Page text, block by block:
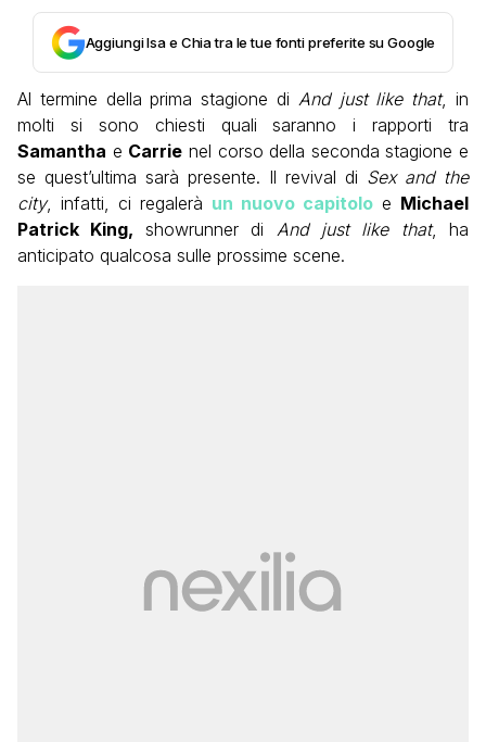
Aggiungi Isa e Chia tra le tue fonti preferite su Google
Al termine della prima stagione di And just like that, in
molti si sono chiesti quali saranno i rapporti tra
Samantha e Carrie nel corso della seconda stagione e
se quest’ultima sarà presente. Il revival di Sex and the
city, infatti, ci regalerà un nuovo capitolo e Michael
Patrick King, showrunner di And just like that, ha
anticipato qualcosa sulle prossime scene.